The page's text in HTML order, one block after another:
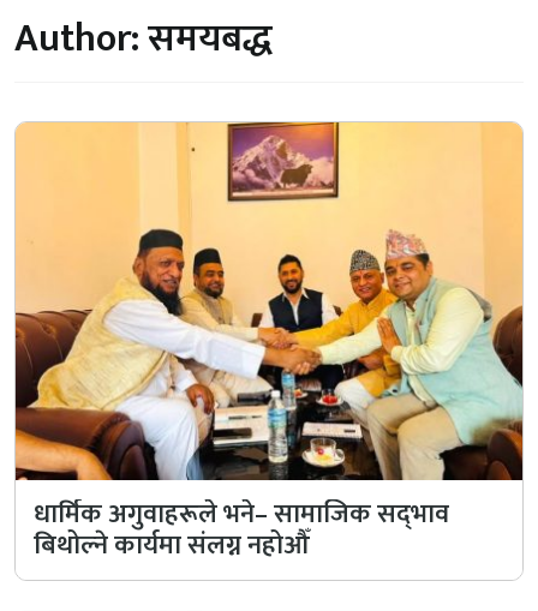
Author:समयबद्ध
धार्मिक अगुवाहरूले भने– सामाजिक सद्‌भाव
बिथोल्ने कार्यमा संलग्न नहोऔँ